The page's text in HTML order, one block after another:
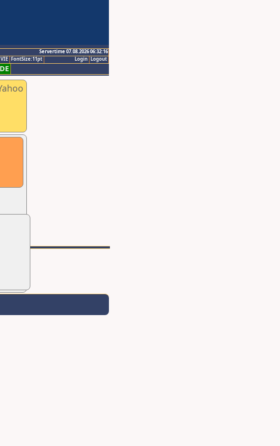
Servertime 07.08.2026 06:32:16
Logout
Login
VIE FontSize:11pt